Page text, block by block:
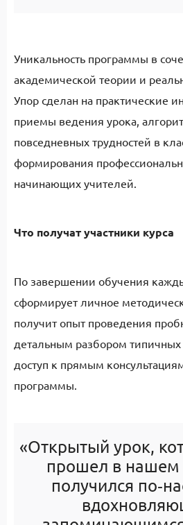
Уникальность программы в
академической теории и
Упор сделан на практические
приемы ведения урока,
повседневных трудностей в
формирования
начинающих учителей.
Что получат участники курса
По завершении обучения
сформирует личное
получит опыт проведения
детальным разбором
доступ к прямым
программы.
«Открытый урок,
прошел в нашем
получился